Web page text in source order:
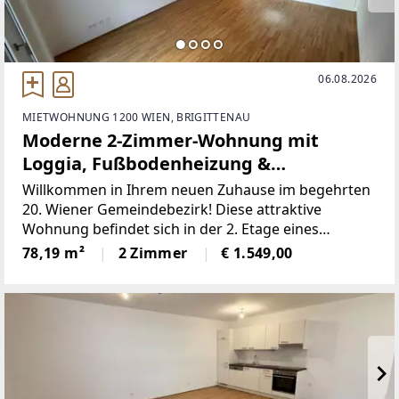
06.08.2026
MIETWOHNUNG 1200 WIEN, BRIGITTENAU
Moderne 2-Zimmer-Wohnung mit
Loggia, Fußbodenheizung &
Einbauküche in 1200 Wien!
Willkommen in Ihrem neuen Zuhause im begehrten
20. Wiener Gemeindebezirk! Diese attraktive
Wohnung befindet sich in der 2. Etage eines
modernen Wohnhauses und bietet auf großzügigen
78,19 m² Wohnfläche höchsten Komfort und
78,19 m² 2 Zimmer € 1.549,00